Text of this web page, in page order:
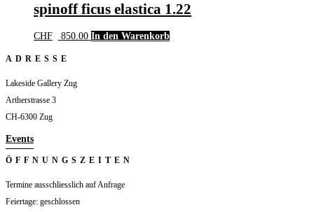
spinoff ficus elastica 1.22
CHF 850.00 In den Warenkorb
ADRESSE
Lakeside Gallery Zug
Artherstrasse 3
CH-6300 Zug
Events
ÖFFNUNGSZEITEN
Termine ausschliesslich auf Anfrage
Feiertage: geschlossen